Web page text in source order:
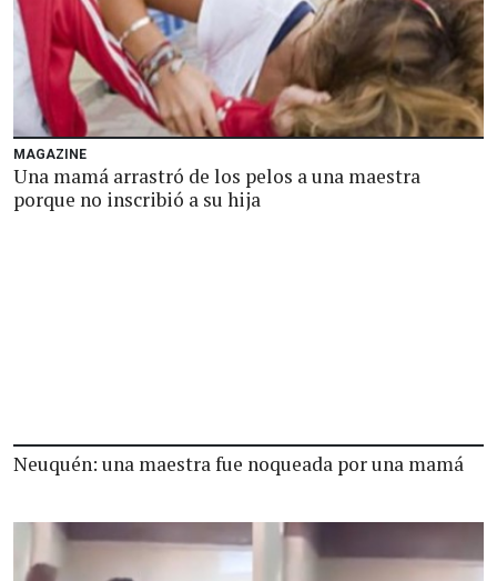
MAGAZINE
Una mamá arrastró de los pelos a una maestra
porque no inscribió a su hija
Neuquén: una maestra fue noqueada por una mamá